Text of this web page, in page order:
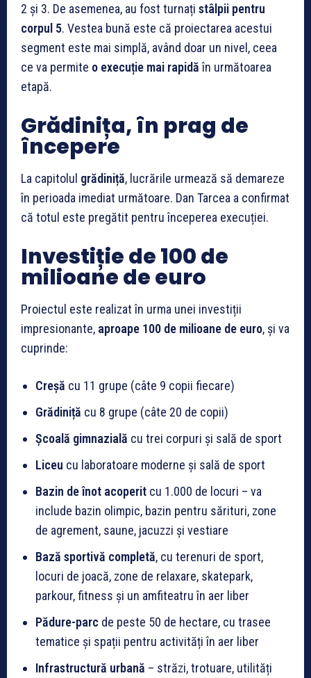
2 și 3. De asemenea, au fost turnați stâlpii pentru
corpul 5. Vestea bună este că proiectarea acestui
segment este mai simplă, având doar un nivel, ceea
ce va permite o execuție mai rapidăîn următoarea
etapă.
Grădinița, în prag de
începere
La capitolul grădiniță, lucrările urmează să demareze
în perioada imediat următoare. Dan Tarcea a confirmat
că totul este pregătit pentru începerea execuției.
Investiție de 100 de
milioane de euro
Proiectul este realizat în urma unei investiții
impresionante, aproape 100 de milioane de euro, și va
cuprinde:
Creșă cu 11 grupe (câte 9 copii fiecare)
Grădiniță cu 8 grupe (câte 20 de copii)
Școală gimnazială cu trei corpuri și sală de sport
Liceu cu laboratoare moderne și sală de sport
Bazin de înot acoperit cu 1.000 de locuri – va
include bazin olimpic, bazin pentru sărituri, zone
de agrement, saune, jacuzzi și vestiare
Bază sportivă completă, cu terenuri de sport,
locuri de joacă, zone de relaxare, skatepark,
parkour, fitness și un amfiteatru în aer liber
Pădure-parc de peste 50 de hectare, cu trasee
tematice și spații pentru activități în aer liber
Infrastructură urbană – străzi, trotuare, utilități